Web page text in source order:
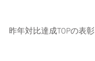
昨年対比達成TOPの表彰